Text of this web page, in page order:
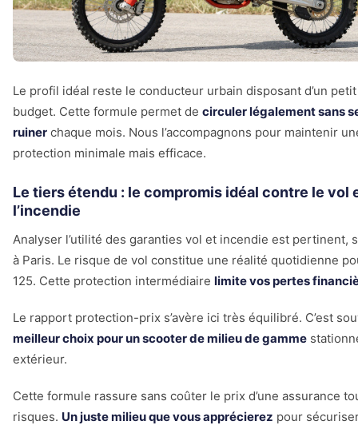
Le profil idéal reste le conducteur urbain disposant d’un petit
budget. Cette formule permet de circuler légalement sans
ruiner chaque mois. Nous l’accompagnons pour maintenir
protection minimale mais efficace.
Le tiers étendu : le compromis idéal contre le vol
l’incendie
Analyser l’utilité des garanties vol et incendie est pertinent,
à Paris. Le risque de vol constitue une réalité quotidienne
125. Cette protection intermédiaire limite vos pertes
Le rapport protection-prix s’avère ici très équilibré. C’est
meilleur choix pour un scooter de milieu de gamme
extérieur.
Cette formule rassure sans coûter le prix d’une assurance
risques. Un juste milieu que vous apprécierez pour